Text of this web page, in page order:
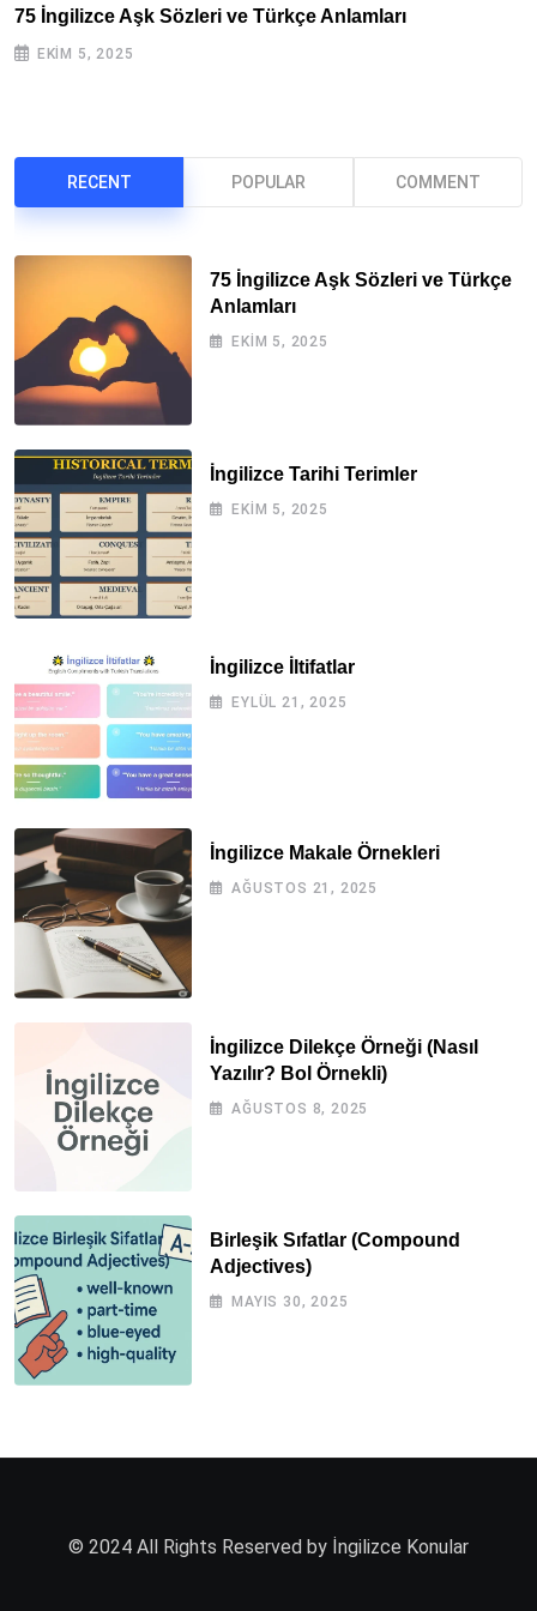
75 İngilizce Aşk Sözleri ve Türkçe Anlamları
EKIM 5, 2025
RECENT POPULAR COMMENT
75 İngilizce Aşk Sözleri ve Türkçe
Anlamları
EKIM 5, 2025
İngilizce Tarihi Terimler
EKIM 5, 2025
İngilizce İltifatlar
EYLÜL 21, 2025
İngilizce Makale Örnekleri
AĞUSTOS 21, 2025
İngilizce Dilekçe Örneği (Nasıl
Yazılır? Bol Örnekli)
AĞUSTOS 8, 2025
Birleşik Sıfatlar (Compound
Adjectives)
MAYIS 30, 2025
© 2024 All Rights Reserved by İngilizce Konular